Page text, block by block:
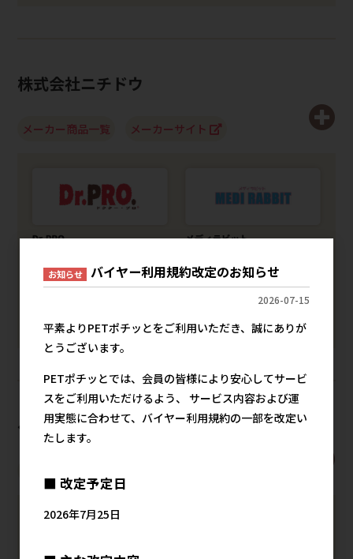
株式会社ニチドウ
メーカー商品一覧 メーカーサイト
ペットライン株式会社
お知らせ バイヤー利用規約改定のお知らせ
2026-07-15
平素よりPETポチッとをご利用いただき、誠にありが
とうございます。
PETポチッとでは、会員の皆様により安心してサービ
スをご利用いただけるよう、 サービス内容および運
用実態に合わせて、バイヤー利用規約の一部を改定い
たします。
■ 改定予定日
2026年7月25日